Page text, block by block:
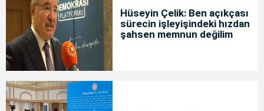
Hüseyin Çelik: Ben açıkçası
sürecin işleyişindeki hızdan
şahsen memnun değilim